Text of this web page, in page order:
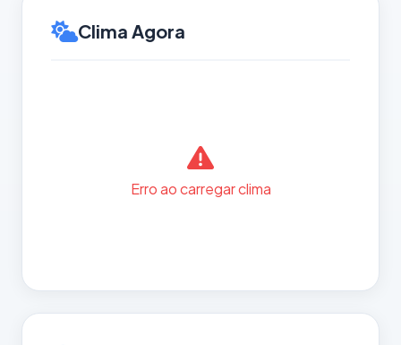
Clima Agora
Erro ao carregar clima